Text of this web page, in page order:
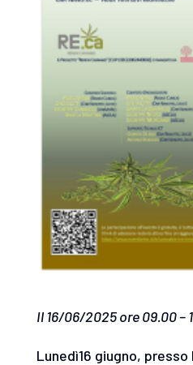
Il 16/06/2025 ore 09.00 –
Lunedì16 giugno, presso